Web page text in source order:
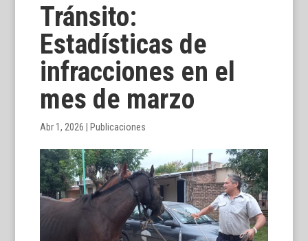
Tránsito:
Estadísticas de
infracciones en el
mes de marzo
Abr 1, 2026 Publicaciones